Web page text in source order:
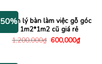
Thanh lý bàn làm việc gỗ góc
L 1m2*1m2 cũ giá rẻ
1,200,000₫ Giá
600,000₫Giá
hiện